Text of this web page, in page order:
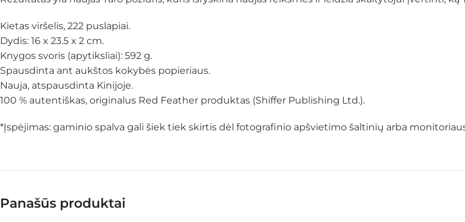
Kietas viršelis, 222 puslapiai.
Dydis: 16 x 23.5 x 2 cm.
Knygos svoris (apytiksliai): 592 g.
Spausdinta ant aukštos kokybės popieriaus.
Nauja, atspausdinta Kinijoje.
100 % autentiškas, originalus Red Feather produktas (Shiffer Publishing Ltd.).
*Įspėjimas: gaminio spalva gali šiek tiek skirtis dėl fotografinio apšvietimo šaltinių arba
Panašūs produktai